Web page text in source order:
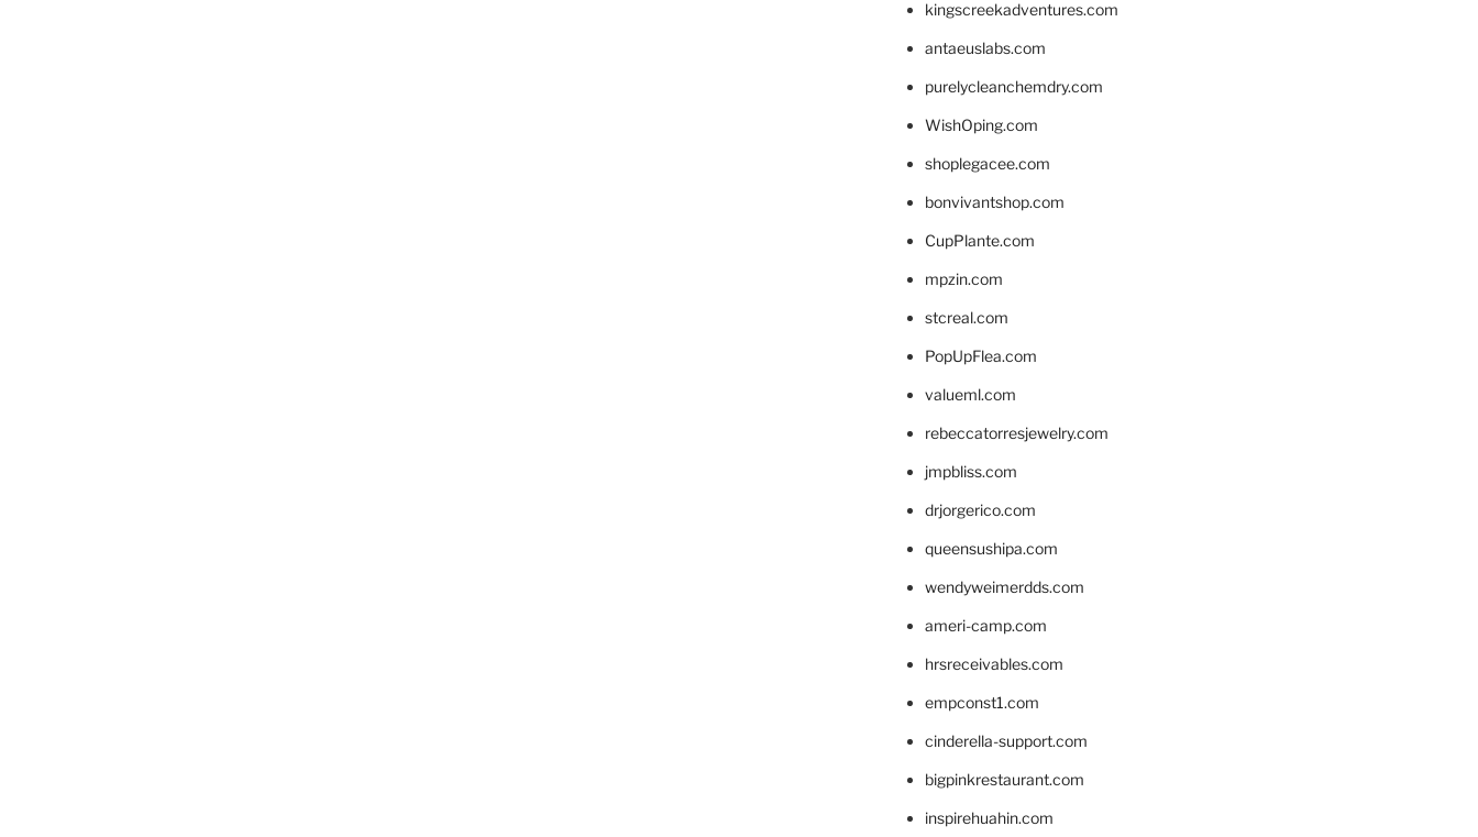
kingscreekadventures.com
antaeuslabs.com
purelycleanchemdry.com
WishOping.com
shoplegacee.com
bonvivantshop.com
CupPlante.com
mpzin.com
stcreal.com
PopUpFlea.com
valueml.com
rebeccatorresjewelry.com
jmpbliss.com
drjorgerico.com
queensushipa.com
wendyweimerdds.com
ameri-camp.com
hrsreceivables.com
empconst1.com
cinderella-support.com
bigpinkrestaurant.com
inspirehuahin.com